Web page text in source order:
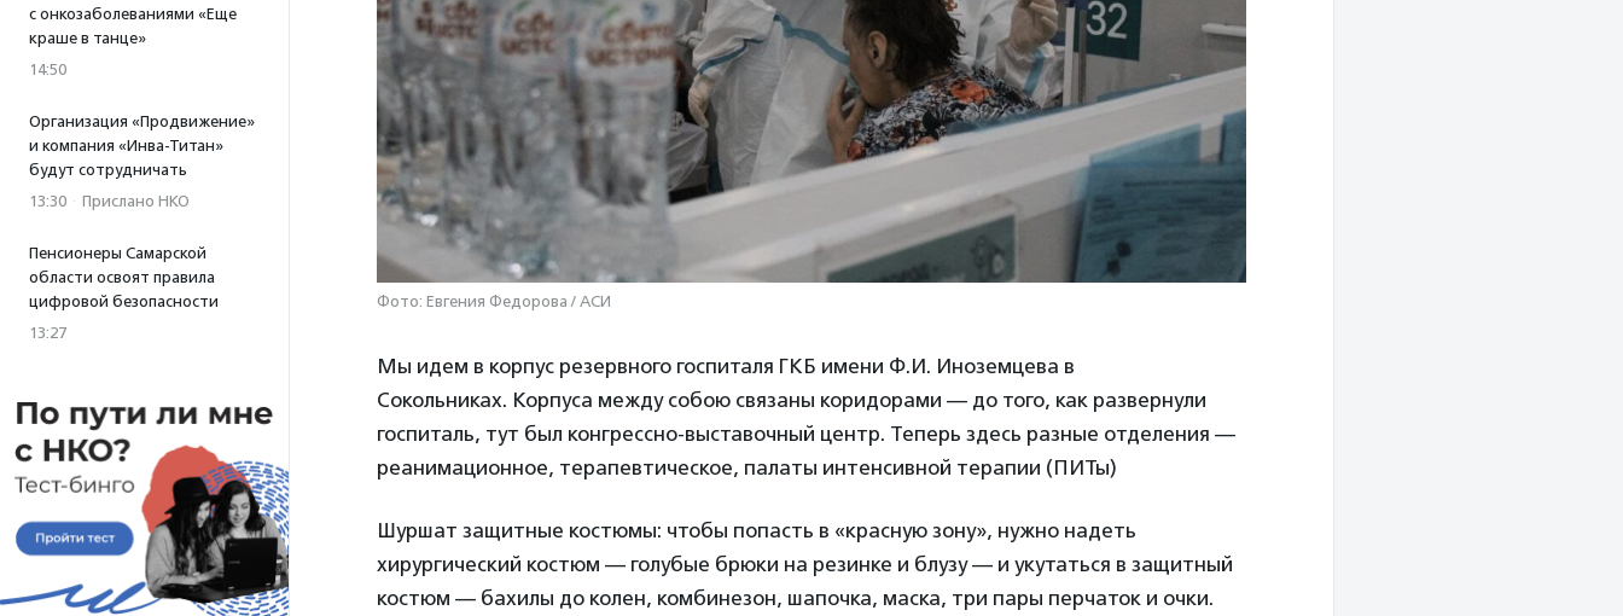
с онкозаболеваниями «Еще
краше в танце»
14:50
Организация «Продвижение»
и компания «Инва-Титан»
будут сотрудничать
13:30 · Прислано НКО
Пенсионеры Самарской
области освоят правила
цифровой безопасности
13:27
Фото: Евгения Федорова / АСИ
Мы идем в корпус резервного госпиталя ГКБ имени Ф.И. Иноземцева в
Сокольниках. Корпуса между собою связаны коридорами — до того, как развернули
госпиталь, тут был конгрессно-выставочный центр. Теперь здесь разные отделения —
реанимационное, терапевтическое, палаты интенсивной терапии (ПИТы)
Шуршат защитные костюмы: чтобы попасть в «красную зону», нужно надеть
хирургический костюм — голубые брюки на резинке и блузу — и укутаться в защитный
костюм — бахилы до колен, комбинезон, шапочка, маска, три пары перчаток и очки.